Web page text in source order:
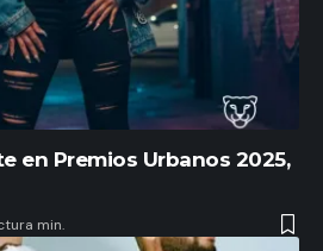
en Premios Urbanos 2025,
min.